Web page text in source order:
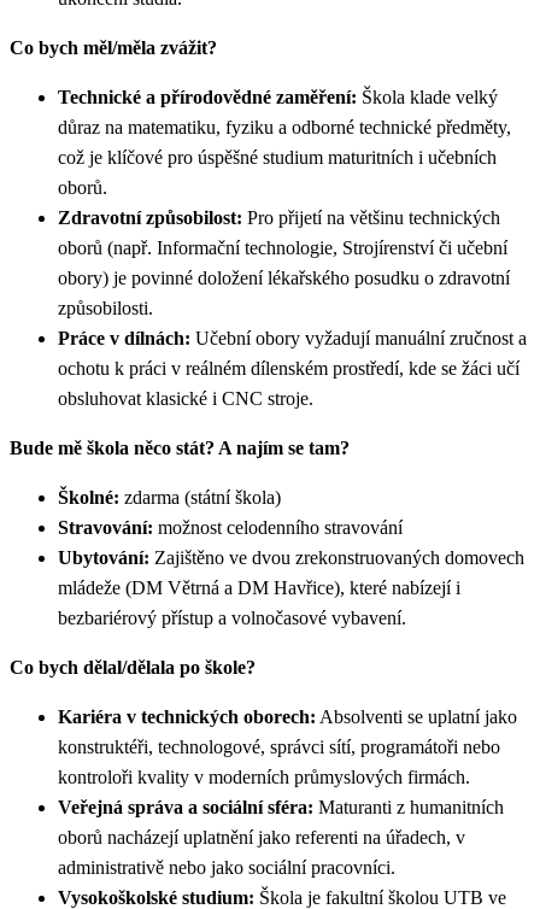
Co bych měl/měla zvážit?
Technické a přírodovědné zaměření: Škola klade velký
důraz na matematiku, fyziku a odborné technické předměty,
což je klíčové pro úspěšné studium maturitních i učebních
oborů.
Zdravotní způsobilost: Pro přijetí na většinu technických
oborů (např. Informační technologie, Strojírenství či učební
obory) je povinné doložení lékařského posudku o zdravotní
způsobilosti.
Práce v dílnách: Učební obory vyžadují manuální zručnost a
ochotu k práci v reálném dílenském prostředí, kde se žáci učí
obsluhovat klasické i CNC stroje.
Bude mě škola něco stát? A najím se tam?
Školné: zdarma (státní škola)
Stravování: možnost celodenního stravování
Ubytování: Zajištěno ve dvou zrekonstruovaných domovech
mládeže (DM Větrná a DM Havřice), které nabízejí i
bezbariérový přístup a volnočasové vybavení.
Co bych dělal/dělala po škole?
Kariéra v technických oborech: Absolventi se uplatní jako
konstruktéři, technologové, správci sítí, programátoři nebo
kontroloři kvality v moderních průmyslových firmách.
Veřejná správa a sociální sféra: Maturanti z humanitních
oborů nacházejí uplatnění jako referenti na úřadech, v
administrativě nebo jako sociální pracovníci.
Vysokoškolské studium: Škola je fakultní školou UTB ve